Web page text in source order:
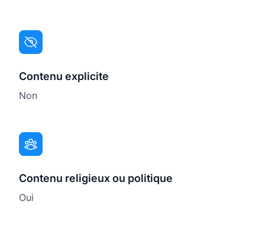
Contenu explicite
Non
Contenu religieux ou politique
Oui